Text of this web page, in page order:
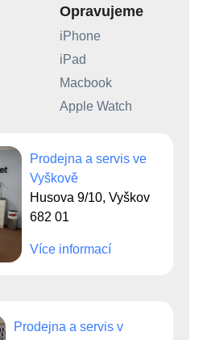
Opravujeme
iPhone
iPad
Macbook
Apple Watch
Prodejna a servis ve
Vyškově
Husova 9/10, Vyškov
682 01
Více informací
Prodejna a servis v